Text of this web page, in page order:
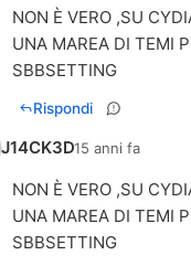
NON È VERO ,SU
UNA MAREA DI TEMI
SBBSETTING
Rispondi
J14CK3D15 anni fa
NON È VERO ,SU
UNA MAREA DI TEMI
SBBSETTING